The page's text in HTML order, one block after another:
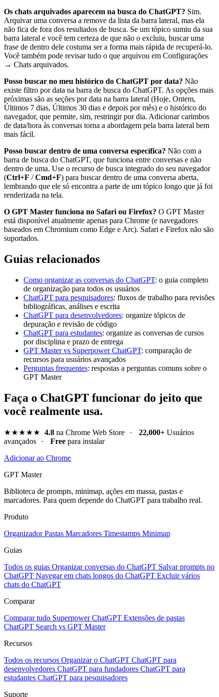
Os chats arquivados aparecem na busca do ChatGPT? Sim.
Arquivar uma conversa a remove da lista da barra lateral, mas ela
não fica de fora dos resultados de busca. Se um tópico sumiu da sua
barra lateral e você tem certeza de que não o excluiu, buscar uma
frase de dentro dele costuma ser a forma mais rápida de recuperá-lo.
Você também pode revisar tudo o que arquivou em Configurações
→ Chats arquivados.
Posso buscar no meu histórico do ChatGPT por data? Não
existe filtro por data na barra de busca do ChatGPT. As opções mais
próximas são as seções por data na barra lateral (Hoje, Ontem,
Últimos 7 dias, Últimos 30 dias e depois por mês) e o histórico do
navegador, que permite, sim, restringir por dia. Adicionar carimbos
de data/hora às conversas torna a abordagem pela barra lateral bem
mais fácil.
Posso buscar dentro de uma conversa específica? Não com a
barra de busca do ChatGPT, que funciona entre conversas e não
dentro de uma. Use o recurso de busca integrado do seu navegador
(Ctrl+F /Cmd+F) para buscar dentro de uma conversa aberta,
lembrando que ele só encontra a parte de um tópico longo que já foi
renderizada na tela.
O GPT Master funciona no Safari ou Firefox? O GPT Master
está disponível atualmente apenas para Chrome (e navegadores
baseados em Chromium como Edge e Arc). Safari e Firefox não são
suportados.
Guias relacionados
Como organizar as conversas do ChatGPT: o guia completo
de organização para todos os usuários
ChatGPT para pesquisadores: fluxos de trabalho para revisões
bibliográficas, análises e escrita
ChatGPT para desenvolvedores: organize tópicos de
depuração e revisão de código
ChatGPT para estudantes: organize as conversas de cursos
por disciplina e prazo de entrega
GPT Master vs Superpower ChatGPT: comparação de
recursos para usuários avançados
Perguntas frequentes: respostas a perguntas comuns sobre o
GPT Master
Faça o ChatGPT funcionar do jeito que
você realmente usa.
★★★★★ 4.8na Chrome Web Store · 22,000+Usuários
avançados
· Free para instalar
Adicionar ao Chrome
GPT Master
Biblioteca de prompts, minimap, ações em massa, pastas e
marcadores. Para quem depende do ChatGPT para trabalho real.
Produto
OrganizadorPastas Marcadores Timestamps Minimap
Guias
Todos os guias Organizar conversas do ChatGPT Salvar prompts no
ChatGPT Navegar em chats longos do ChatGPT Excluir vários
chats do ChatGPT
Comparar
Comparar tudo Superpower ChatGPT Extensões de pastas
ChatGPT Search vs GPT Master
Recursos
Todos os recursos Organizar o ChatGPT ChatGPT para
desenvolvedores ChatGPT para fundadores ChatGPT para
estudantes ChatGPT para pesquisadores
Suporte